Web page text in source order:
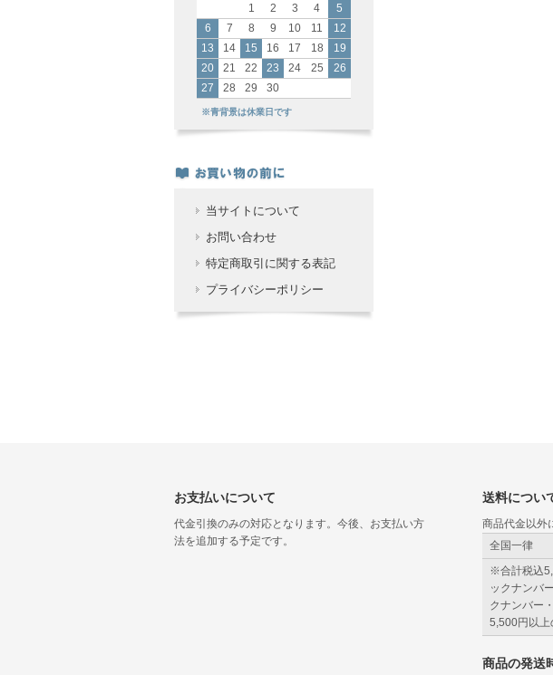
1
2 3 4
5
6
7 8 9 10 11
12
13
14 15 16 17 18
19
20
21 22 23 24 25
26
27
28 29 30
※青背景は休業日です
当サイトについて
お問い合わせ
特定商取引に関する表記
プライバシーポリシー
お支払いについて
代金引換のみの対応となります。今後、お支払い方
法を追加する予定です。
送料につい
商品代金以外
全国一律
※合計税込
ックナンバ
クナンバー
5,500円以上
商品の発送